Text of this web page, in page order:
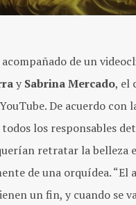
de un
y Sabrina Mercado, el
De acuerdo con
los responsables
retratar la belleza
de una orquídea. “El
un fin, y cuando se